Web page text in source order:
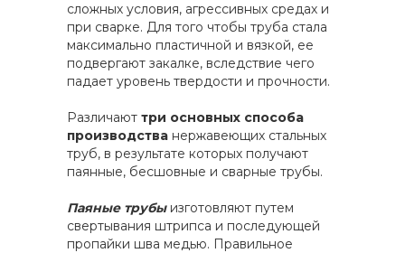
сложных условия, агрессивных средах и
при сварке. Для того чтобы труба стала
максимально пластичной и вязкой, ее
подвергают закалке, вследствие чего
падает уровень твердости и прочности.
Различают три основных способа
производства нержавеющих стальных
труб, в результате которых получают
паянные, бесшовные и сварные трубы.
Паяные трубыизготовляют путем
свертывания штрипса и последующей
пропайки шва медью. Правильное